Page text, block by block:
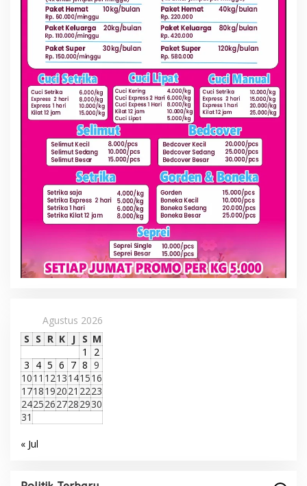
Agustus 2026
S S R K J S M
1
2
3 4 5 6 7 8 9
1011 1213141516
1718192021 2223
24252627282930
31
« Jul